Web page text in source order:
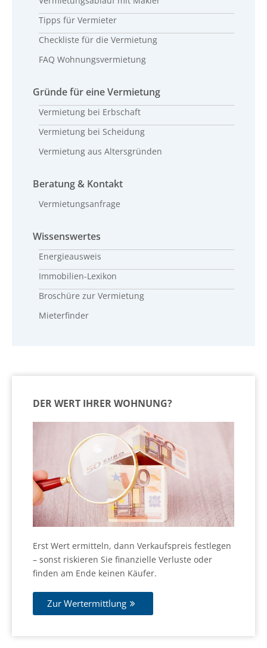
Tipps für Vermieter
Checkliste für die Vermietung
FAQ Wohnungsvermietung
Gründe für eine Vermietung
Vermietung bei Erbschaft
Vermietung bei Scheidung
Vermietung aus Altersgründen
Beratung & Kontakt
Vermietungsanfrage
Wissenswertes
Energieausweis
Immobilien-Lexikon
Broschüre zur Vermietung
Mieterfinder
DER WERT IHRER WOHNUNG?
Erst Wert ermitteln, dann Verkaufspreis festlegen
– sonst riskieren Sie finanzielle Verluste oder
finden am Ende keinen Käufer.
Zur Wertermittlung